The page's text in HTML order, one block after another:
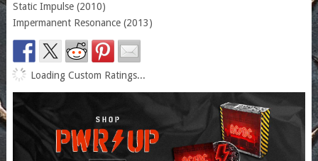
Static Impulse (2010)
Impermanent Resonance (2013)
Loading Custom Ratings...